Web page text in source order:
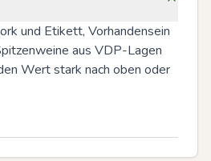
und Etikett, Vorhandensein
aus VDP-Lagen
Wert stark nach oben oder